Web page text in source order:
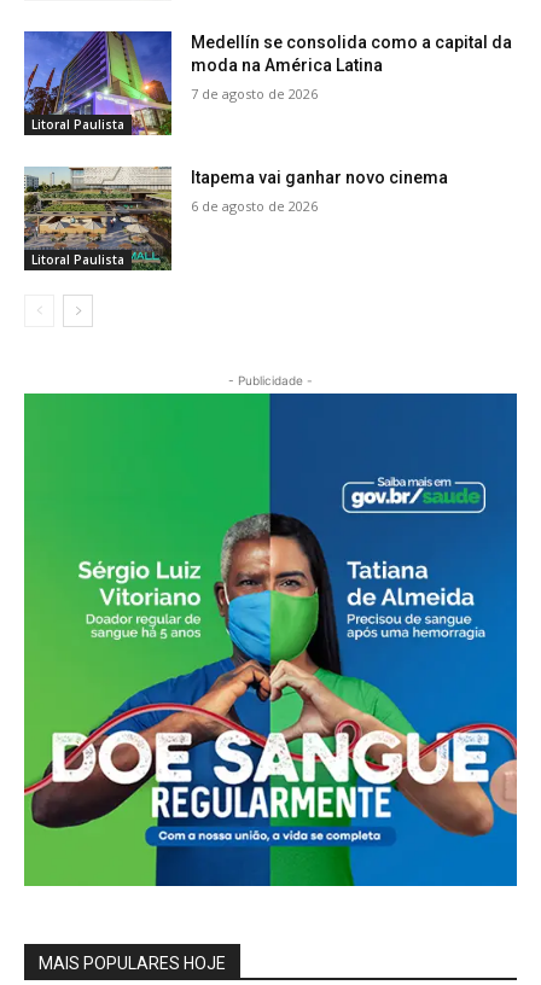
Litoral Paulista
Medellín se consolida como a capital da
moda na América Latina
7 de agosto de 2026
Litoral Paulista
Itapema vai ganhar novo cinema
6 de agosto de 2026
- Publicidade -
MAIS POPULARES HOJE